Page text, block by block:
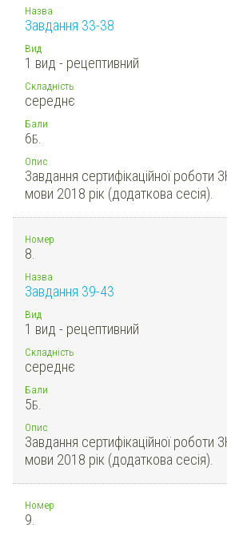
Назва
Завдання 33-38
Вид
1 вид - рецептивний
Складність
середнє
Бали
6Б.
Опис
Завдання сертифікаційної роботи
мови 2018 рік (додаткова сесія).
Номер
8.
Назва
Завдання 39-43
Вид
1 вид - рецептивний
Складність
середнє
Бали
5Б.
Опис
Завдання сертифікаційної роботи
мови 2018 рік (додаткова сесія).
Номер
9.